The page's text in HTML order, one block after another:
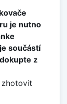
je nutno
součástí
z